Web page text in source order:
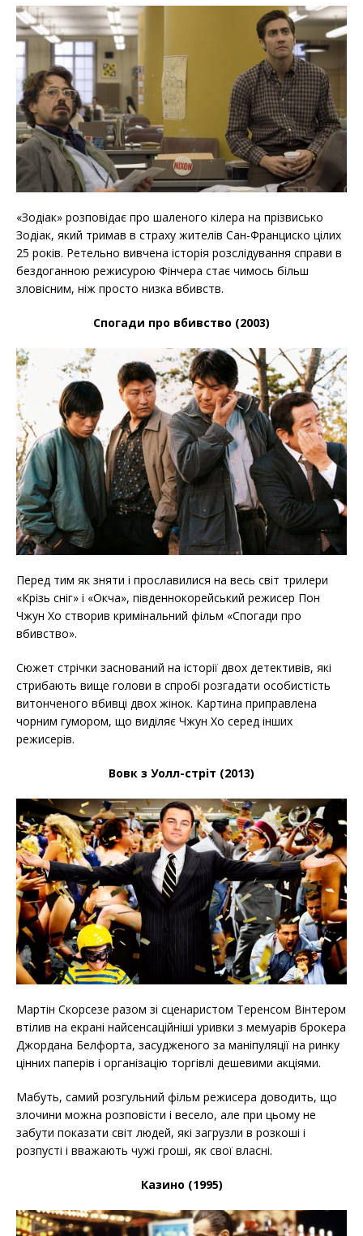
«Зодіак» розповідає про шаленого кілера на прізвисько
Зодіак, який тримав в страху жителів Сан-Франциско цілих
25 років. Ретельно вивчена історія розслідування справи в
бездоганною режисурою Фінчера стає чимось більш
зловісним, ніж просто низка вбивств.
Спогади про вбивство (2003)
Перед тим як зняти і прославилися на весь світ трилери
«Крізь сніг» і «Окча», південнокорейський режисер Пон
Чжун Хо створив кримінальний фільм «Спогади про
вбивство».
Сюжет стрічки заснований на історії двох детективів, які
стрибають вище голови в спробі розгадати особистість
витонченого вбивці двох жінок. Картина приправлена
чорним гумором, що виділяє Чжун Хо серед інших
режисерів.
Вовк з Уолл-стріт (2013)
Мартін Скорсезе разом зі сценаристом Теренсом Вінтером
втілив на екрані найсенсаційніші уривки з мемуарів брокера
Джордана Белфорта, засудженого за маніпуляції на ринку
цінних паперів і організацію торгівлі дешевими акціями.
Мабуть, самий розгульний фільм режисера доводить, що
злочини можна розповісти і весело, але при цьому не
забути показати світ людей, які загрузли в розкоші і
розпусті і вважають чужі гроші, як свої власні.
Казино (1995)